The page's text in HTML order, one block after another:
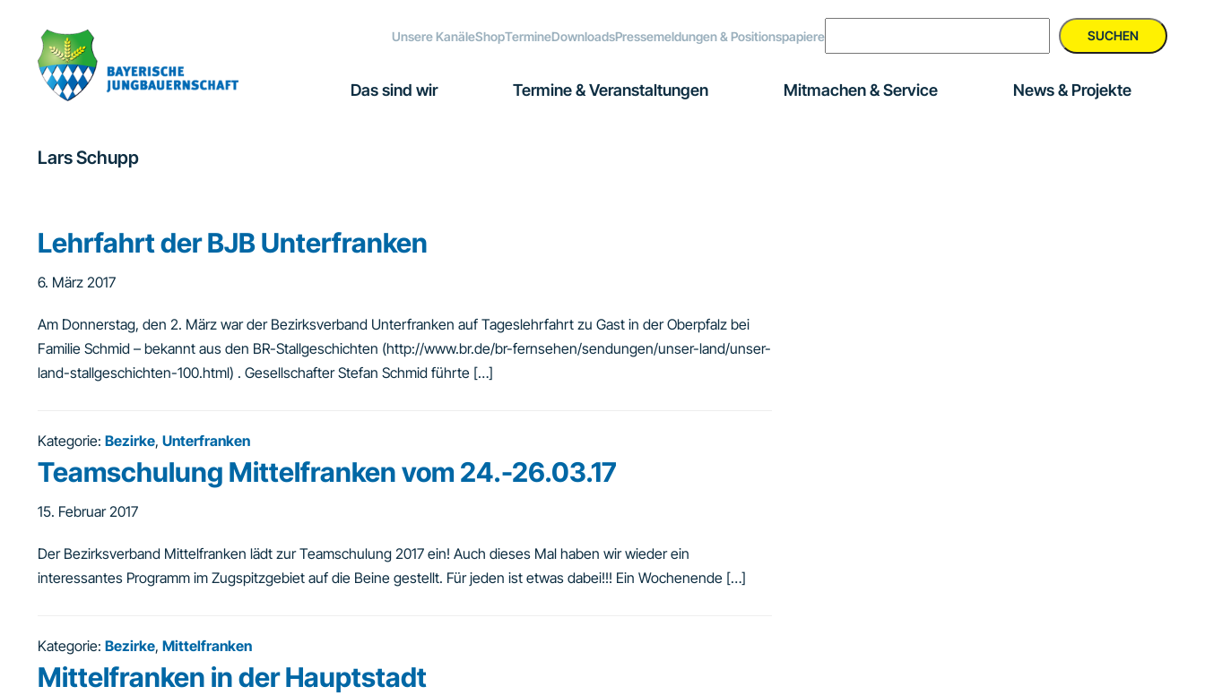
Hauptnavigation
springen
springen
Fußzeile
springen
Unsere KanäleShopTermineDownloadsPressemeldungen & Positionspapiere SUCHEN
Das sind wir Termine & Veranstaltungen Mitmachen & Service News & Projekte
Lars Schupp
Lehrfahrt der BJB Unterfranken
6. März 2017
Am Donnerstag, den 2. März war der Bezirksverband Unterfranken auf Tageslehrfahrt zu Gast in der Oberpfalz bei
Familie Schmid – bekannt aus den BR-Stallgeschichten (http://www.br.de/br-fernsehen/sendungen/unser-land/unser-
land-stallgeschichten-100.html) . Gesellschafter Stefan Schmid führte […]
Kategorie: Bezirke, Unterfranken
Teamschulung Mittelfranken vom 24.-26.03.17
15. Februar 2017
Der Bezirksverband Mittelfranken lädt zur Teamschulung 2017 ein! Auch dieses Mal haben wir wieder ein
interessantes Programm im Zugspitzgebiet auf die Beine gestellt. Für jeden ist etwas dabei!!! Ein Wochenende […]
Kategorie: Bezirke, Mittelfranken
Mittelfranken in der Hauptstadt